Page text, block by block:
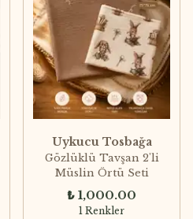
Uykucu Tosbağa
Gözlüklü Tavşan 2'li
Müslin Örtü Seti
₺ 1,000.00
1 Renkler